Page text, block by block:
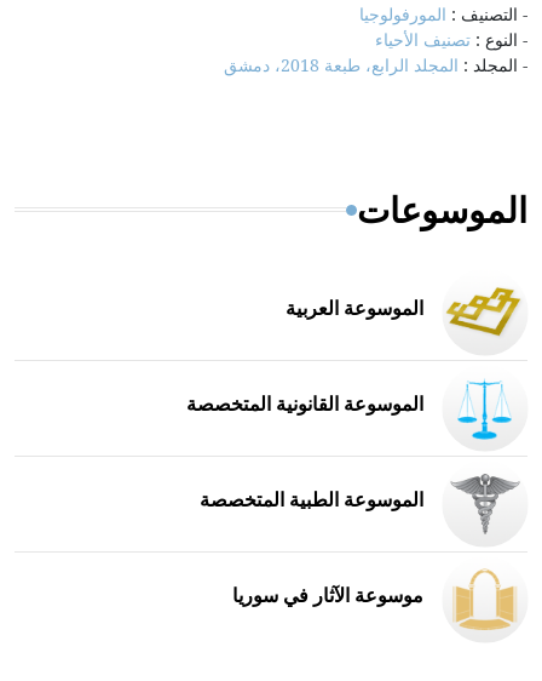
- التصنيف : المورفولوجيا
- النوع : تصنيف الأحياء
- المجلد : المجلد الرابع، طبعة 2018، دمشق
الموسوعات
الموسوعة العربية
الموسوعة القانونية المتخصصة
الموسوعة الطبية المتخصصة
موسوعة الآثار في سوريا